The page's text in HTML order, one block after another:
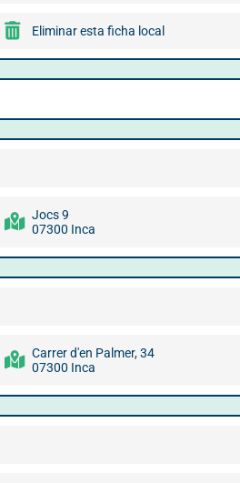
Eliminar esta ficha local
Jocs 9
07300 Inca
Carrer d'en Palmer, 34
07300 Inca